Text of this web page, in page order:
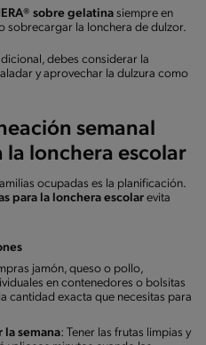
sobre gelatina siempre en
sobrecargar la lonchera de dulzor.
debes considerar la
y aprovechar la dulzura como
semanal
la lonchera escolar
ocupadas es la planificación.
para la lonchera escolar evita
jamón, queso o pollo,
en contenedores o bolsitas
cantidad exacta que necesitas para
la semana: Tener las frutas limpias y